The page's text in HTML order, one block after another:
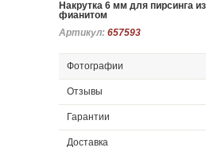
Накрутка 6 мм для пирсинга
фианитом
Артикул: 657593
Артикул: 657593
Фотографии
Отзывы
Гарантии
Доставка